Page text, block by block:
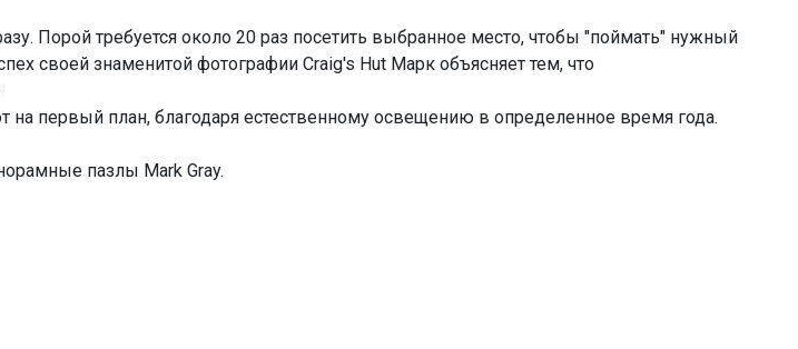
Порой требуется около 20 раз посетить выбранное место, чтобы "поймать" нужный
своей знаменитой фотографии Craig's Hut Марк объясняет тем, что
на первый план, благодаря естественному освещению в определенное время года.
пазлы Mark Gray.